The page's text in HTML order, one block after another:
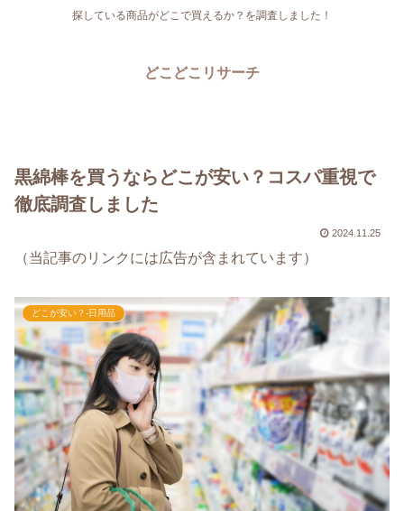
探している商品がどこで買えるか？を調査しました！
どこどこリサーチ
黒綿棒を買うならどこが安い？コスパ重視で
徹底調査しました
2024.11.25
（当記事のリンクには広告が含まれています）
どこが安い？-日用品